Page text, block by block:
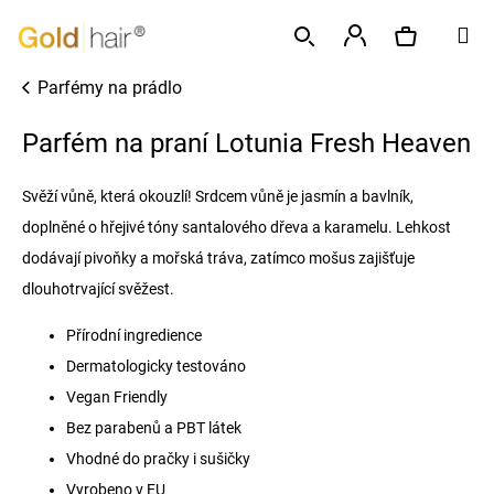
na
obsah
Parfémy na prádlo
Parfém na praní Lotunia Fresh Heaven
Svěží vůně, která okouzlí! Srdcem vůně je jasmín a bavlník,
doplněné o hřejivé tóny santalového dřeva a karamelu. Lehkost
dodávají pivoňky a mořská tráva, zatímco mošus zajišťuje
dlouhotrvající svěžest.
Přírodní ingredience
Dermatologicky testováno
Vegan Friendly
Bez parabenů a PBT látek
Vhodné do pračky i sušičky
Vyrobeno v EU
Zpět
Zpět
o
o
t
ř
e